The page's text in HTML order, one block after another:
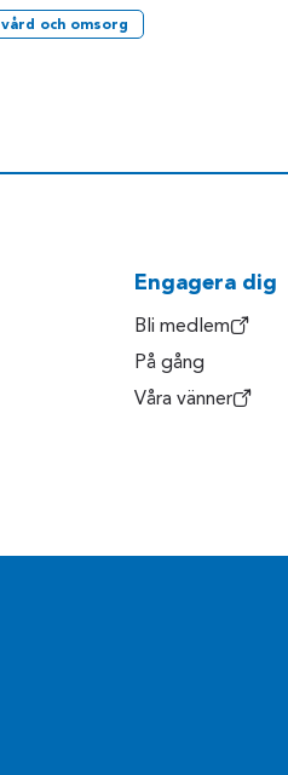
vård och omsorg
Engagera dig
Bli medlem
På gång
Våra vänner